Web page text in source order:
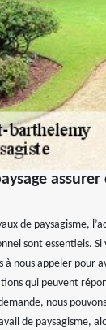
assurer
de paysagisme,
sont essentiels.
à nous appeler pour
qui peuvent
nous
de paysagisme,